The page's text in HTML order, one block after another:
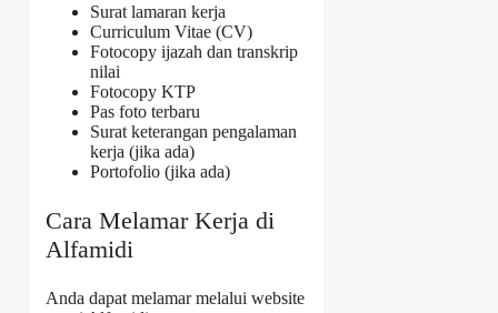
Surat lamaran kerja
Curriculum Vitae (CV)
Fotocopy ijazah dan transkrip
nilai
Fotocopy KTP
Pas foto terbaru
Surat keterangan pengalaman
kerja (jika ada)
Portofolio (jika ada)
Cara Melamar Kerja di
Alfamidi
Anda dapat melamar melalui website